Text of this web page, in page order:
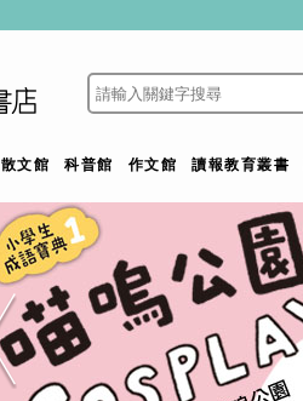
散文館 科普館 作文館 讀報教育叢書